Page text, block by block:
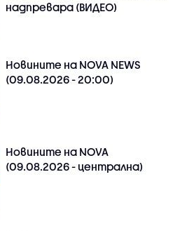
надпревара (ВИДЕО)
Новините на NOVA NEWS
(09.08.2026 - 20:00)
Новините на NOVA
(09.08.2026 - централна)